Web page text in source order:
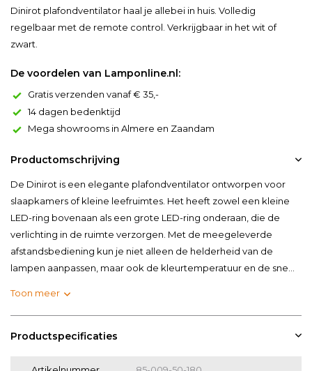
Dinirot plafondventilator haal je allebei in huis. Volledig
regelbaar met de remote control. Verkrijgbaar in het wit of
zwart.
De voordelen van Lamponline.nl:
Gratis verzenden vanaf € 35,-
14 dagen bedenktijd
Mega showrooms in Almere en Zaandam
Productomschrijving
De Dinirot is een elegante plafondventilator ontworpen voor
slaapkamers of kleine leefruimtes. Het heeft zowel een kleine
LED-ring bovenaan als een grote LED-ring onderaan, die de
verlichting in de ruimte verzorgen. Met de meegeleverde
afstandsbediening kun je niet alleen de helderheid van de
lampen aanpassen, maar ook de kleurtemperatuur en de sne...
Toon meer
Productspecificaties